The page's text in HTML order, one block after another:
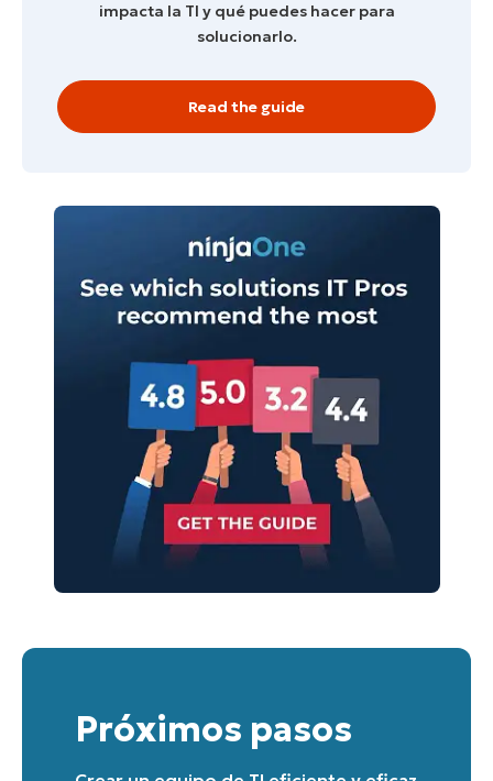
impacta la TI y qué puedes hacer para
solucionarlo.
Read the guide
Próximos pasos
Start your 14-day trial